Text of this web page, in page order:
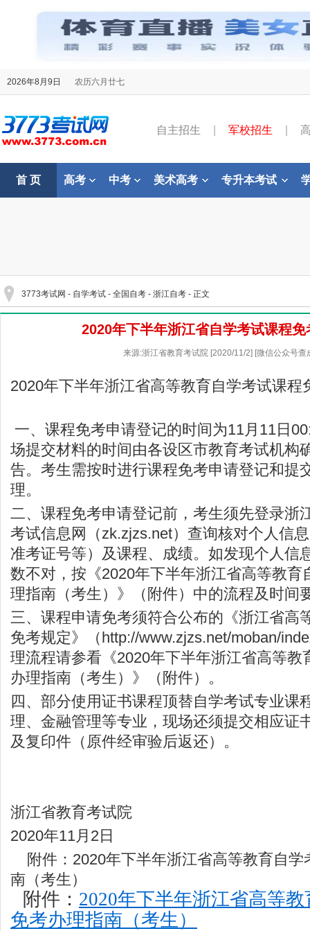
2026年8月9日 农历六月廿七
自主招生 军校招生
首 页 高考 中考 美术高考 专升本考试
3773考试网 - 自学考试 - 全国自考 - 浙江自考 - 正文
2020年下半年浙江省自学考试课程
来源:浙江省教育考试院 [2020/11/2] [微信公众号查
2020年下半年浙江省高等教育自学考试课程
一、课程免考申请登记的时间为11月11日
场提交材料的时间由各设区市教育考试机构
告。考生需按时进行课程免考申请登记和提
理。
二、课程免考申请登记前，考生须先登录浙
考试信息网（zk.zjzs.net）查询核对个人信
准考证号等）及课程、成绩。如发现个人信
数不对，按《2020年下半年浙江省高等教育
理指南（考生）》（附件）中的流程及时间
三、课程申请免考须符合公布的《浙江省高
免考规定》（http://www.zjzs.net/moban/
理流程请参看《2020年下半年浙江省高等教
办理指南（考生）》（附件）。
四、部分使用证书课程顶替自学考试专业课
理、金融管理等专业，现场还须提交相应证
及复印件（原件经审验后返还）。
浙江省教育考试院
2020年11月2日
附件：2020年下半年浙江省高等教育自学
南（考生）
附件： 2020年下半年浙江省高等
免考办理指南（考生）